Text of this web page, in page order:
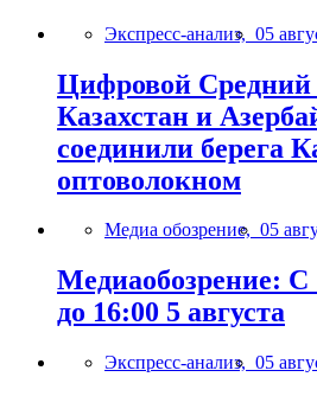
Экспресс-анализ, 05
Цифровой Средний
Казахстан и
соединили берега
оптоволокном
Медиа обозрение, 05
Медиаобозрение: С
до 16:00 5 августа
Экспресс-анализ, 05